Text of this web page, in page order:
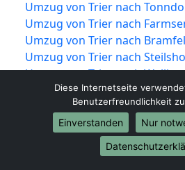
Umzug von Trier nach
Umzug von Trier nach
Umzug von Trier nach
Umzug von Trier nach
Umzug von Trier nach
Umzug von Trier nach Sasel
Umzug von Trier nach
Umzug von Trier nach
Umzug von Trier nach
Umzug von Trier nach
Diese Internetseite
Benutzerfreundlichkeit
Einverstanden
Nur